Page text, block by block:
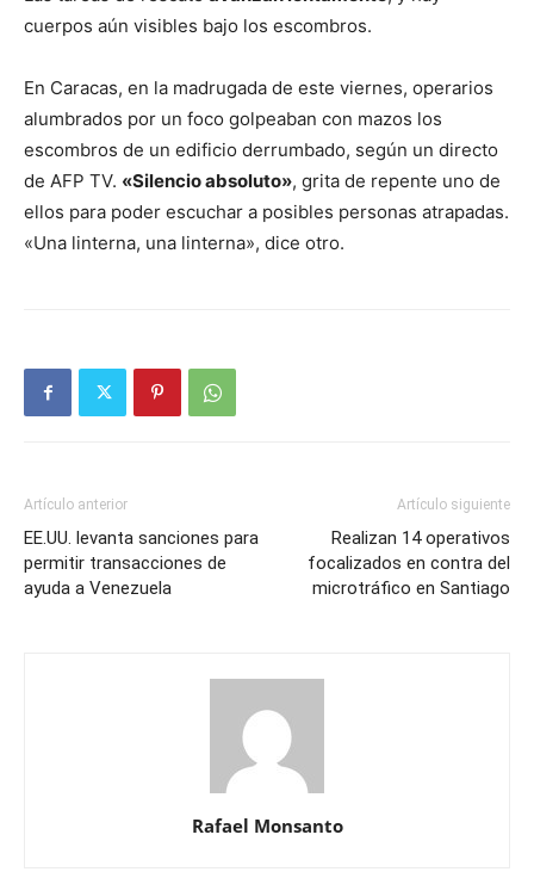
cuerpos aún visibles bajo los escombros.
En Caracas, en la madrugada de este viernes, operarios
alumbrados por un foco golpeaban con mazos los
escombros de un edificio derrumbado, según un directo
de AFP TV. «Silencio absoluto», grita de repente uno de
ellos para poder escuchar a posibles personas atrapadas.
«Una linterna, una linterna», dice otro.
Artículo anterior
EE.UU. levanta sanciones para
permitir transacciones de
ayuda a Venezuela
Artículo siguiente
Realizan 14 operativos
focalizados en contra del
microtráfico en Santiago
Rafael Monsanto